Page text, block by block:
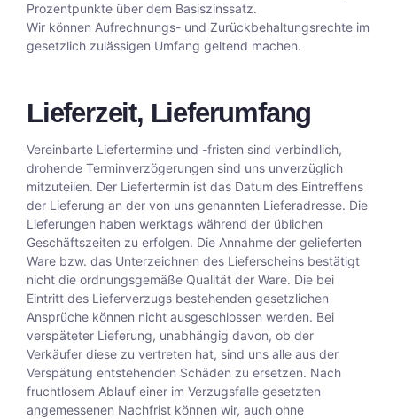
Prozentpunkte über dem Basiszinssatz.
Wir können Aufrechnungs- und Zurückbehaltungsrechte im
gesetzlich zulässigen Umfang geltend machen.
Lieferzeit, Lieferumfang
Vereinbarte Liefertermine und -fristen sind verbindlich,
drohende Terminverzögerungen sind uns unverzüglich
mitzuteilen. Der Liefertermin ist das Datum des Eintreffens
der Lieferung an der von uns genannten Lieferadresse. Die
Lieferungen haben werktags während der üblichen
Geschäftszeiten zu erfolgen. Die Annahme der gelieferten
Ware bzw. das Unterzeichnen des Lieferscheins bestätigt
nicht die ordnungsgemäße Qualität der Ware. Die bei
Eintritt des Lieferverzugs bestehenden gesetzlichen
Ansprüche können nicht ausgeschlossen werden. Bei
verspäteter Lieferung, unabhängig davon, ob der
Verkäufer diese zu vertreten hat, sind uns alle aus der
Verspätung entstehenden Schäden zu ersetzen. Nach
fruchtlosem Ablauf einer im Verzugsfalle gesetzten
angemessenen Nachfrist können wir, auch ohne